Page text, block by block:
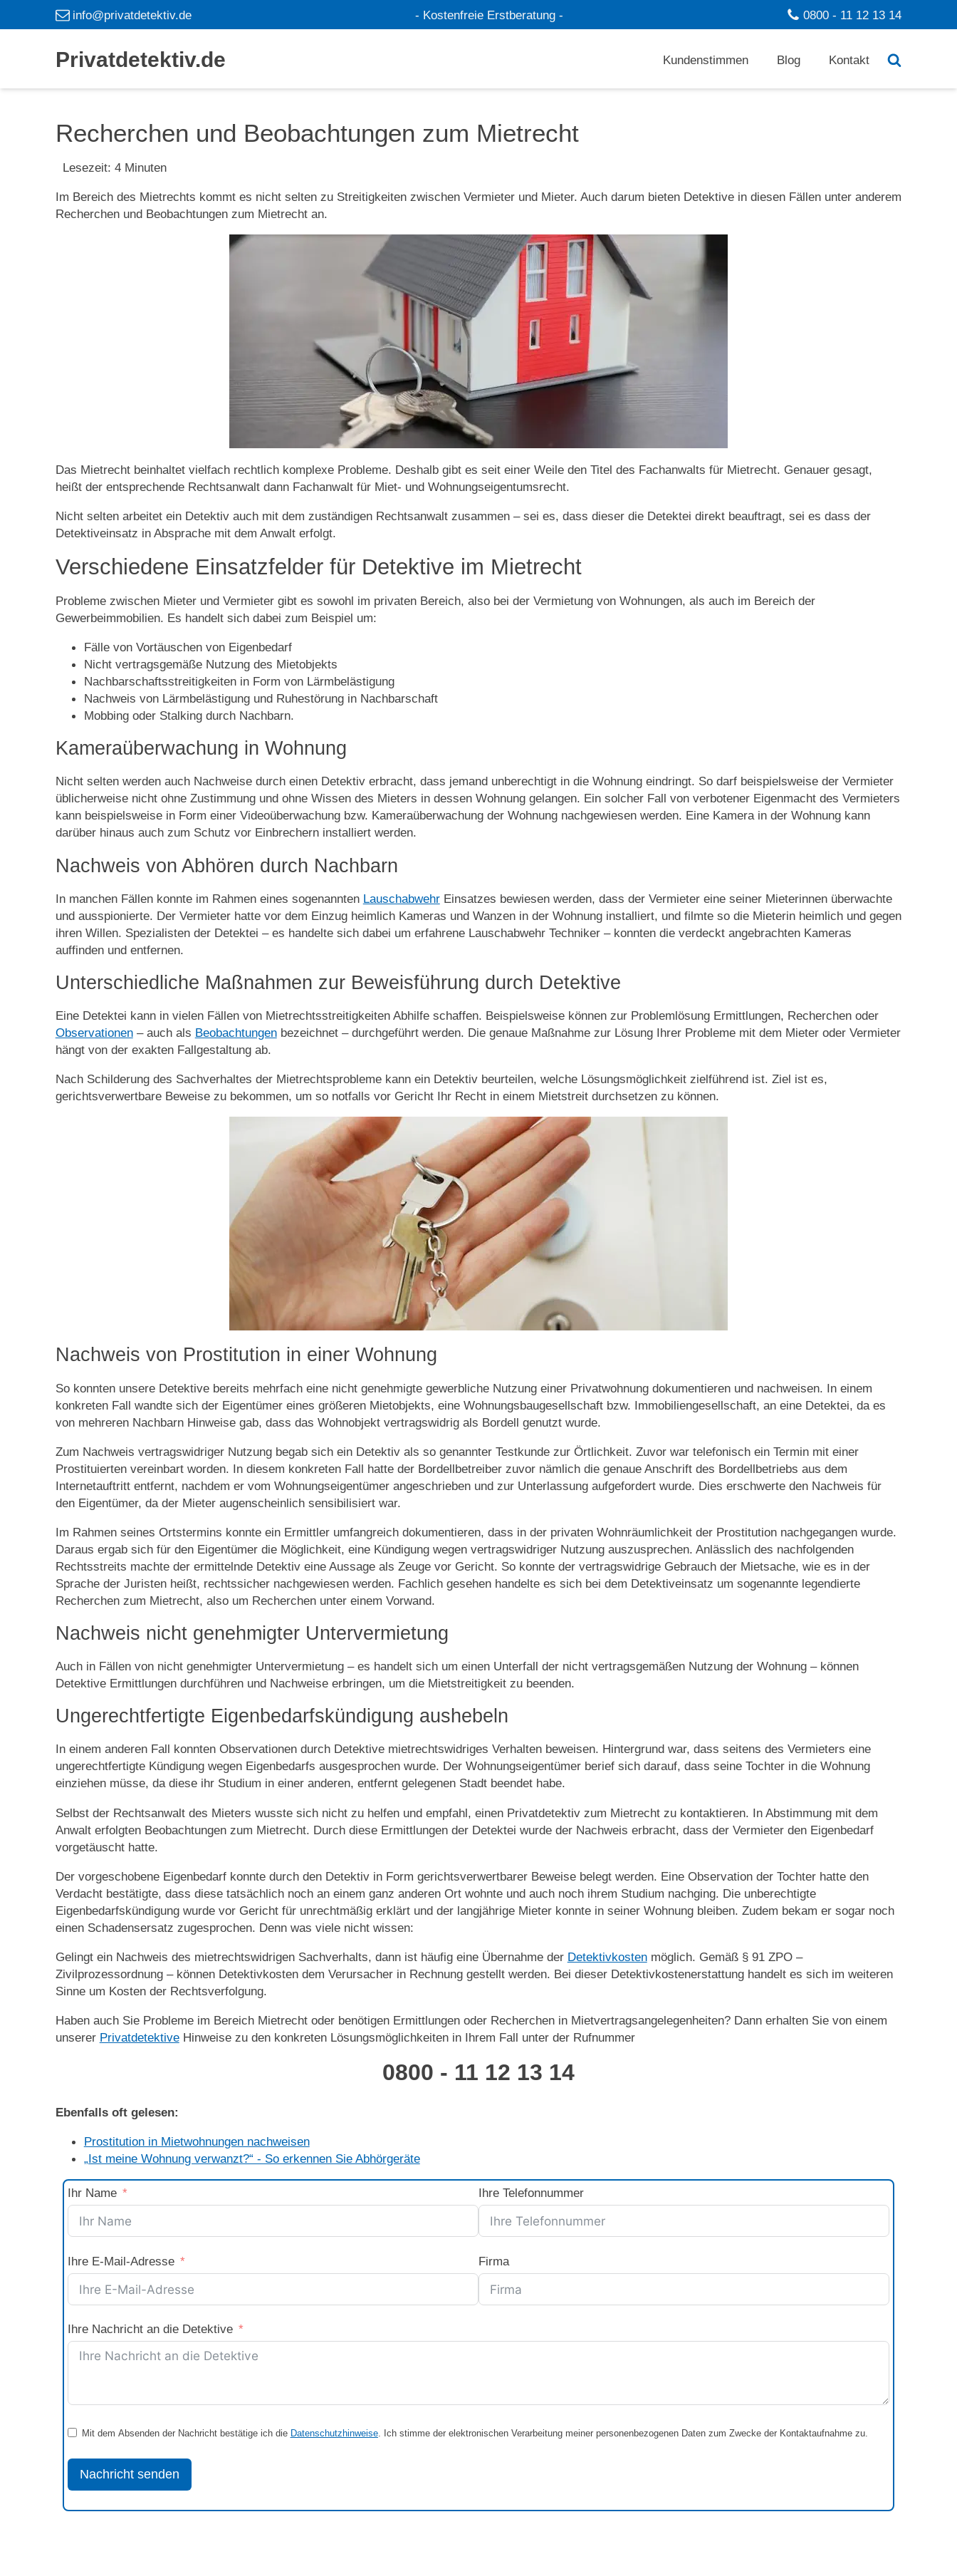
info@privatdetektiv.de - Kostenfreie Erstberatung - 0800 - 11 12 13 14
Privatdetektiv.de Kundenstimmen Blog Kontakt
Recherchen und Beobachtungen zum Mietrecht
Lesezeit: 4 Minuten
Im Bereich des Mietrechts kommt es nicht selten zu Streitigkeiten zwischen Vermieter und Mieter. Auch darum bieten Detektive in diesen Fällen unter anderem
Recherchen und Beobachtungen zum Mietrecht an.
Das Mietrecht beinhaltet vielfach rechtlich komplexe Probleme. Deshalb gibt es seit einer Weile den Titel des Fachanwalts für Mietrecht. Genauer gesagt,
heißt der entsprechende Rechtsanwalt dann Fachanwalt für Miet- und Wohnungseigentumsrecht.
Nicht selten arbeitet ein Detektiv auch mit dem zuständigen Rechtsanwalt zusammen – sei es, dass dieser die Detektei direkt beauftragt, sei es dass der
Detektiveinsatz in Absprache mit dem Anwalt erfolgt.
Verschiedene Einsatzfelder für Detektive im Mietrecht
Probleme zwischen Mieter und Vermieter gibt es sowohl im privaten Bereich, also bei der Vermietung von Wohnungen, als auch im Bereich der
Gewerbeimmobilien. Es handelt sich dabei zum Beispiel um:
Fälle von Vortäuschen von Eigenbedarf
Nicht vertragsgemäße Nutzung des Mietobjekts
Nachbarschaftsstreitigkeiten in Form von Lärmbelästigung
Nachweis von Lärmbelästigung und Ruhestörung in Nachbarschaft
Mobbing oder Stalking durch Nachbarn.
Kameraüberwachung in Wohnung
Nicht selten werden auch Nachweise durch einen Detektiv erbracht, dass jemand unberechtigt in die Wohnung eindringt. So darf beispielsweise der Vermieter
üblicherweise nicht ohne Zustimmung und ohne Wissen des Mieters in dessen Wohnung gelangen. Ein solcher Fall von verbotener Eigenmacht des Vermieters
kann beispielsweise in Form einer Videoüberwachung bzw. Kameraüberwachung der Wohnung nachgewiesen werden. Eine Kamera in der Wohnung kann
darüber hinaus auch zum Schutz vor Einbrechern installiert werden.
Nachweis von Abhören durch Nachbarn
In manchen Fällen konnte im Rahmen eines sogenannten LauschabwehrEinsatzes bewiesen werden, dass der Vermieter eine seiner Mieterinnen überwachte
und ausspionierte. Der Vermieter hatte vor dem Einzug heimlich Kameras und Wanzen in der Wohnung installiert, und filmte so die Mieterin heimlich und gegen
ihren Willen. Spezialisten der Detektei – es handelte sich dabei um erfahrene Lauschabwehr Techniker – konnten die verdeckt angebrachten Kameras
auffinden und entfernen.
Unterschiedliche Maßnahmen zur Beweisführung durch Detektive
Eine Detektei kann in vielen Fällen von Mietrechtsstreitigkeiten Abhilfe schaffen. Beispielsweise können zur Problemlösung Ermittlungen, Recherchen oder
Observationen– auch als Beobachtungenbezeichnet – durchgeführt werden. Die genaue Maßnahme zur Lösung Ihrer Probleme mit dem Mieter oder Vermieter
hängt von der exakten Fallgestaltung ab.
Nach Schilderung des Sachverhaltes der Mietrechtsprobleme kann ein Detektiv beurteilen, welche Lösungsmöglichkeit zielführend ist. Ziel ist es,
gerichtsverwertbare Beweise zu bekommen, um so notfalls vor Gericht Ihr Recht in einem Mietstreit durchsetzen zu können.
Nachweis von Prostitution in einer Wohnung
So konnten unsere Detektive bereits mehrfach eine nicht genehmigte gewerbliche Nutzung einer Privatwohnung dokumentieren und nachweisen. In einem
konkreten Fall wandte sich der Eigentümer eines größeren Mietobjekts, eine Wohnungsbaugesellschaft bzw. Immobiliengesellschaft, an eine Detektei, da es
von mehreren Nachbarn Hinweise gab, dass das Wohnobjekt vertragswidrig als Bordell genutzt wurde.
Zum Nachweis vertragswidriger Nutzung begab sich ein Detektiv als so genannter Testkunde zur Örtlichkeit. Zuvor war telefonisch ein Termin mit einer
Prostituierten vereinbart worden. In diesem konkreten Fall hatte der Bordellbetreiber zuvor nämlich die genaue Anschrift des Bordellbetriebs aus dem
Internetauftritt entfernt, nachdem er vom Wohnungseigentümer angeschrieben und zur Unterlassung aufgefordert wurde. Dies erschwerte den Nachweis für
den Eigentümer, da der Mieter augenscheinlich sensibilisiert war.
Im Rahmen seines Ortstermins konnte ein Ermittler umfangreich dokumentieren, dass in der privaten Wohnräumlichkeit der Prostitution nachgegangen wurde.
Daraus ergab sich für den Eigentümer die Möglichkeit, eine Kündigung wegen vertragswidriger Nutzung auszusprechen. Anlässlich des nachfolgenden
Rechtsstreits machte der ermittelnde Detektiv eine Aussage als Zeuge vor Gericht. So konnte der vertragswidrige Gebrauch der Mietsache, wie es in der
Sprache der Juristen heißt, rechtssicher nachgewiesen werden. Fachlich gesehen handelte es sich bei dem Detektiveinsatz um sogenannte legendierte
Recherchen zum Mietrecht, also um Recherchen unter einem Vorwand.
Nachweis nicht genehmigter Untervermietung
Auch in Fällen von nicht genehmigter Untervermietung – es handelt sich um einen Unterfall der nicht vertragsgemäßen Nutzung der Wohnung – können
Detektive Ermittlungen durchführen und Nachweise erbringen, um die Mietstreitigkeit zu beenden.
Ungerechtfertigte Eigenbedarfskündigung aushebeln
In einem anderen Fall konnten Observationen durch Detektive mietrechtswidriges Verhalten beweisen. Hintergrund war, dass seitens des Vermieters eine
ungerechtfertigte Kündigung wegen Eigenbedarfs ausgesprochen wurde. Der Wohnungseigentümer berief sich darauf, dass seine Tochter in die Wohnung
einziehen müsse, da diese ihr Studium in einer anderen, entfernt gelegenen Stadt beendet habe.
Selbst der Rechtsanwalt des Mieters wusste sich nicht zu helfen und empfahl, einen Privatdetektiv zum Mietrecht zu kontaktieren. In Abstimmung mit dem
Anwalt erfolgten Beobachtungen zum Mietrecht. Durch diese Ermittlungen der Detektei wurde der Nachweis erbracht, dass der Vermieter den Eigenbedarf
vorgetäuscht hatte.
Der vorgeschobene Eigenbedarf konnte durch den Detektiv in Form gerichtsverwertbarer Beweise belegt werden. Eine Observation der Tochter hatte den
Verdacht bestätigte, dass diese tatsächlich noch an einem ganz anderen Ort wohnte und auch noch ihrem Studium nachging. Die unberechtigte
Eigenbedarfskündigung wurde vor Gericht für unrechtmäßig erklärt und der langjährige Mieter konnte in seiner Wohnung bleiben. Zudem bekam er sogar noch
einen Schadensersatz zugesprochen. Denn was viele nicht wissen:
Gelingt ein Nachweis des mietrechtswidrigen Sachverhalts, dann ist häufig eine Übernahme der Detektivkostenmöglich. Gemäß § 91 ZPO –
Zivilprozessordnung – können Detektivkosten dem Verursacher in Rechnung gestellt werden. Bei dieser Detektivkostenerstattung handelt es sich im weiteren
Sinne um Kosten der Rechtsverfolgung.
Haben auch Sie Probleme im Bereich Mietrecht oder benötigen Ermittlungen oder Recherchen in Mietvertragsangelegenheiten? Dann erhalten Sie von einem
unserer PrivatdetektiveHinweise zu den konkreten Lösungsmöglichkeiten in Ihrem Fall unter der Rufnummer
0800 - 11 12 13 14
Ebenfalls oft gelesen:
Prostitution in Mietwohnungen nachweisen
„Ist meine Wohnung verwanzt?“ - So erkennen Sie Abhörgeräte
Ihr Name Ihre Telefonnummer
Ihre E-Mail-Adresse Firma
Ihre Nachricht an die Detektive
Mit dem Absenden der Nachricht bestätige ich die Datenschutzhinweise. Ich stimme der elektronischen Verarbeitung meiner personenbezogenen Daten zum Zwecke der Kontaktaufnahme zu.
Nachricht senden